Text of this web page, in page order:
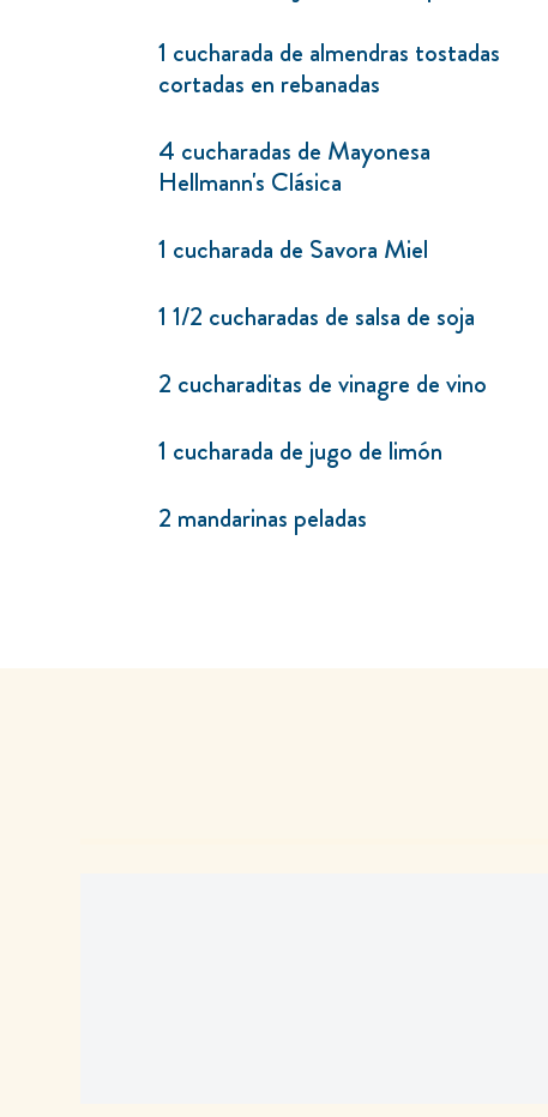
1 cucharada de almendras tostadas
cortadas en rebanadas
4 cucharadas de Mayonesa
Hellmann's Clásica
1 cucharada de Savora Miel
1 1/2 cucharadas de salsa de soja
2 cucharaditas de vinagre de vino
1 cucharada de jugo de limón
2 mandarinas peladas